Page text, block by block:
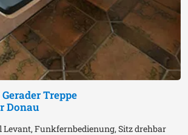
Treppe
Donau
Levant, Funkfernbedienung, Sitz drehbar